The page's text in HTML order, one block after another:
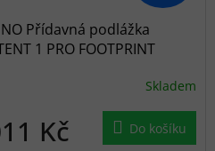
Přídavná podlážka
1 PRO FOOTPRINT
Skladem
Kč Do košíku